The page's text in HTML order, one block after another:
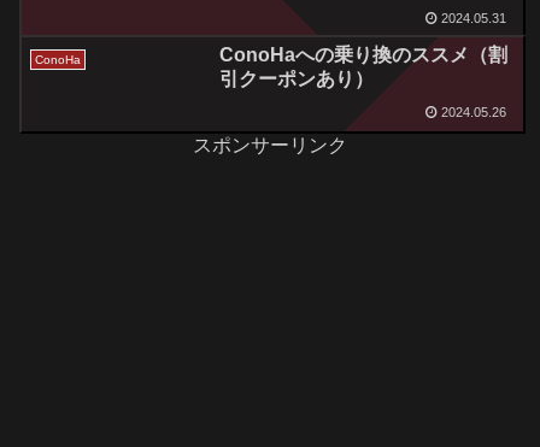
2024.05.31
ConoHa
ConoHaへの乗り換のススメ（割
引クーポンあり）
2024.05.26
スポンサーリンク